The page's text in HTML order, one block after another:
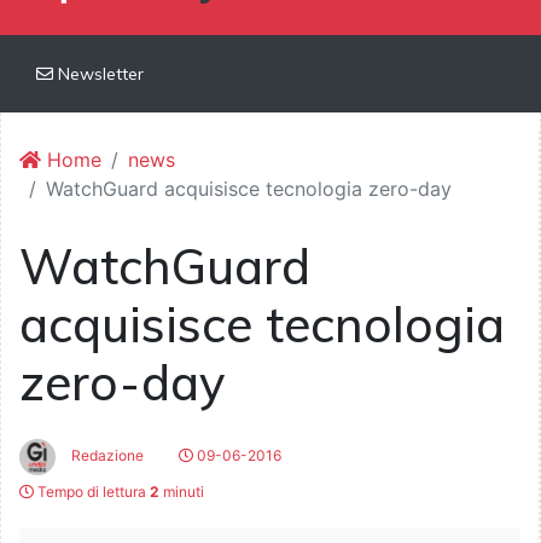
Newsletter
Home
news
WatchGuard acquisisce tecnologia zero-day
WatchGuard
acquisisce tecnologia
zero-day
Redazione
09-06-2016
Tempo di lettura 2 minuti